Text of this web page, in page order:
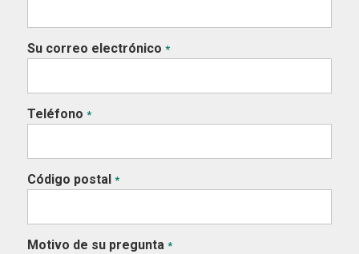
Su correo electrónico *
Teléfono *
Código postal *
Motivo de su pregunta *